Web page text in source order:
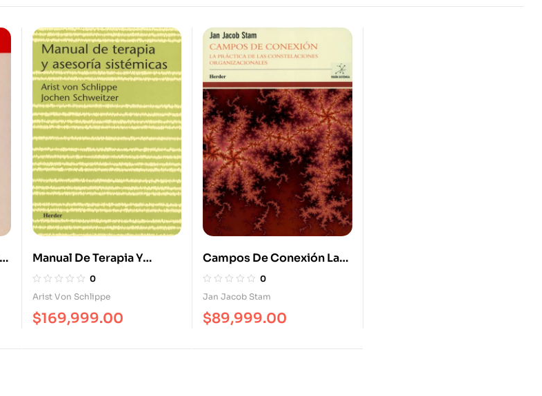
Manual De Terapia Y
Asesoría Sistémicas
0
Arist Von Schlippe
$169,999.00
Campos De Conexión La
Práctica De Las
Constelaciones
0
Jan Jacob Stam
$89,999.00